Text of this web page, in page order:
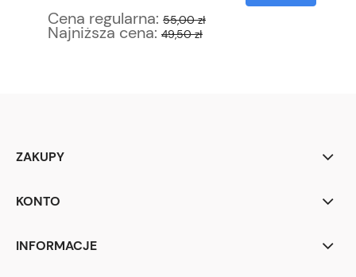
Cena regularna: 55,00 zł
Najniższa cena: 49,50 zł
ZAKUPY
KONTO
INFORMACJE